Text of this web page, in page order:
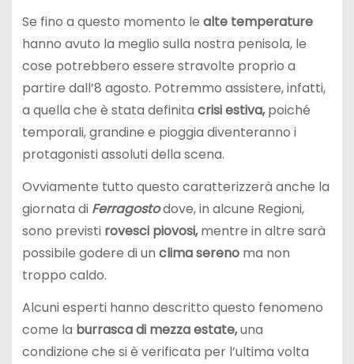
Se fino a questo momento le alte temperature
hanno avuto la meglio sulla nostra penisola, le
cose potrebbero essere stravolte proprio a
partire dall’8 agosto. Potremmo assistere, infatti,
a quella che è stata definita crisi estiva,poiché
temporali, grandine e pioggia diventeranno i
protagonisti assoluti della scena.
Ovviamente tutto questo caratterizzerà anche la
giornata di Ferragostodove, in alcune Regioni,
sono previsti rovesci piovosi,mentre in altre sarà
possibile godere di un clima serenoma non
troppo caldo.
Alcuni esperti hanno descritto questo fenomeno
come la burrasca di mezza estate,una
condizione che si è verificata per l’ultima volta